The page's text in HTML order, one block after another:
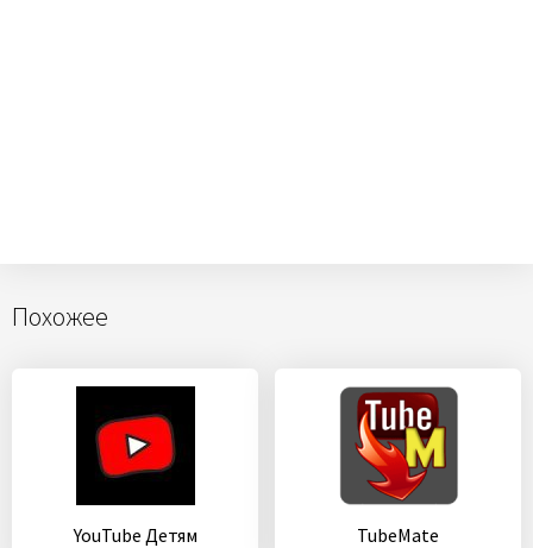
Похожее
YouTube Детям TubeMate